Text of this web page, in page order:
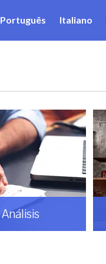
Português Italiano
Análisis